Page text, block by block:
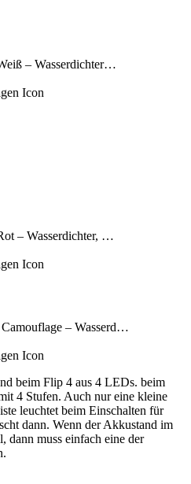
– Wasserdichter…
– Wasserdichter, …
– Wasserd…
beim Flip 4 aus 4 LEDs. beim
4 Stufen. Auch nur eine kleine
leuchtet beim Einschalten für
dann. Wenn der Akkustand im
dann muss einfach eine der